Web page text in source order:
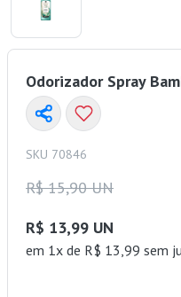
Odorizador Spray
SKU 70846
R$ 15,90 UN
R$ 13,99 UN
em 1x de R$ 13,99 sem